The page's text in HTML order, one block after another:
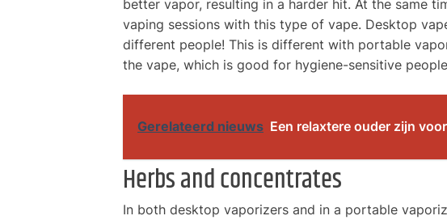
better vapor, resulting in a harder hit. At the same
vaping sessions with this type of vape. Desktop
different people! This is different with portable
the vape, which is good for hygiene-sensitive
Gerelateerd nieuws Een relaxtere ouder zijn
Herbs and concentrates
In both desktop vaporizers and in a portable